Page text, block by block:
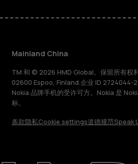
Mainland China
TM 和 © 2026 HMD Global。保留所有权
02600 Espoo, Finland.企业 ID 2724044-
Nokia 品牌手机的受许可方。Nokia 是
标。
条款隐私Cookie settings道德规范Speak